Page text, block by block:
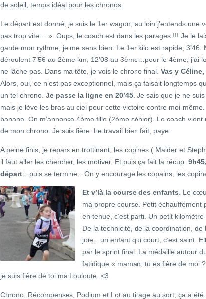
de soleil, temps idéal pour les chronos.
Le départ est donné, je suis le 1er wagon, au loin j’entends une
pas trop vite… ». Oups, le coach est dans les parages !!! Je le
garde mon rythme, je me sens bien. Le 1er kilo est rapide, 3’46.
déroulent 7’56 au 2ème km, 12’08 au 3ème…pour le 4ème, j’ai
ne lâche pas. Dans ma tête, je vois le chrono final. Vas y
Alors, oui, ce n’est pas exceptionnel, mais ça faisait longtemps
un tel chrono. Je passe la ligne en 20’45 . Je sais que je ne
mais je lève les bras au ciel pour cette victoire contre moi-même.
banane. On m’annonce 4ème fille (2ème sénior). Le coach vient
de mon chrono. Je suis fière. Le travail bien fait, paye.
A peine finis, je repars en trottinant, les copines ( Maider et
il faut aller les chercher, les motiver. Et puis ça fait la récup.
départ …puis se termine…On y encourage les copains, les
Et v’là la course des enfants . Le
ma propre course. Petit échauffement
en tenue, c’est parti. Un petit kilomètre
De la technicité, de la coordination, de
joie…un enfant qui court, c’est saint.
par le sprint final. La médaille autour
fatidique « maman, tu es fière de moi
je suis fière de toi ma Louloute. <3
Chrono, Récompenses, Podium et Lot au tirage au sort, ça a été